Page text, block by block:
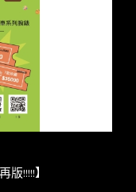
!!!!!】